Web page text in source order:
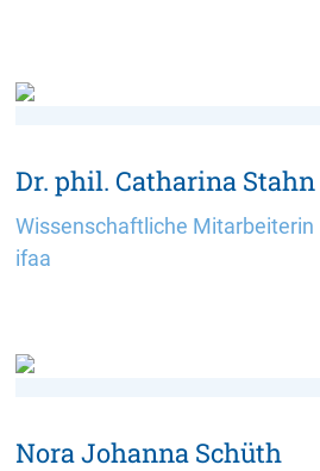
Dr. phil. Catharina Stahn
Wissenschaftliche Mitarbeiterin
ifaa
Nora Johanna Schüth